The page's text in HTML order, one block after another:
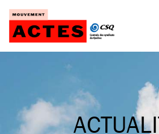
Passer
contenu